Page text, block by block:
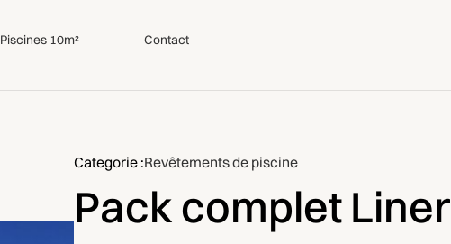
Piscines 10m² Contact
Categorie :Revêtements de piscine
Pack complet Liner